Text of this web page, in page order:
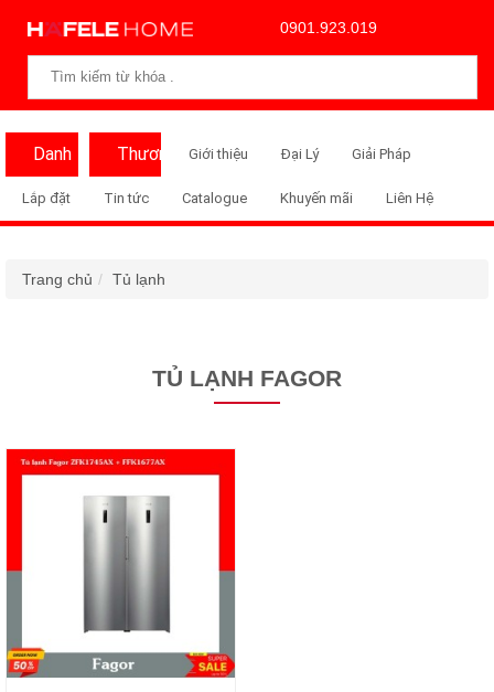
0901.923.019
Danh
Mục
Thương
Hiệu
Giới thiệu Đại Lý Giải Pháp
Lắp đặt Tin tức Catalogue Khuyến mãi Liên Hệ
Trang chủ Tủ lạnh
TỦ LẠNH FAGOR